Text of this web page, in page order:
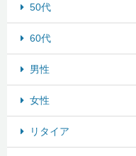
50代
60代
男性
女性
リタイア